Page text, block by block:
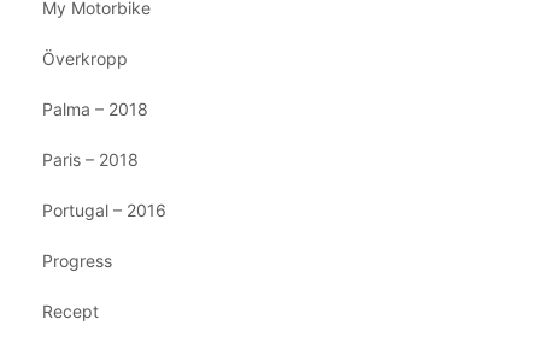
My Motorbike
Överkropp
Palma – 2018
Paris – 2018
Portugal – 2016
Progress
Recept